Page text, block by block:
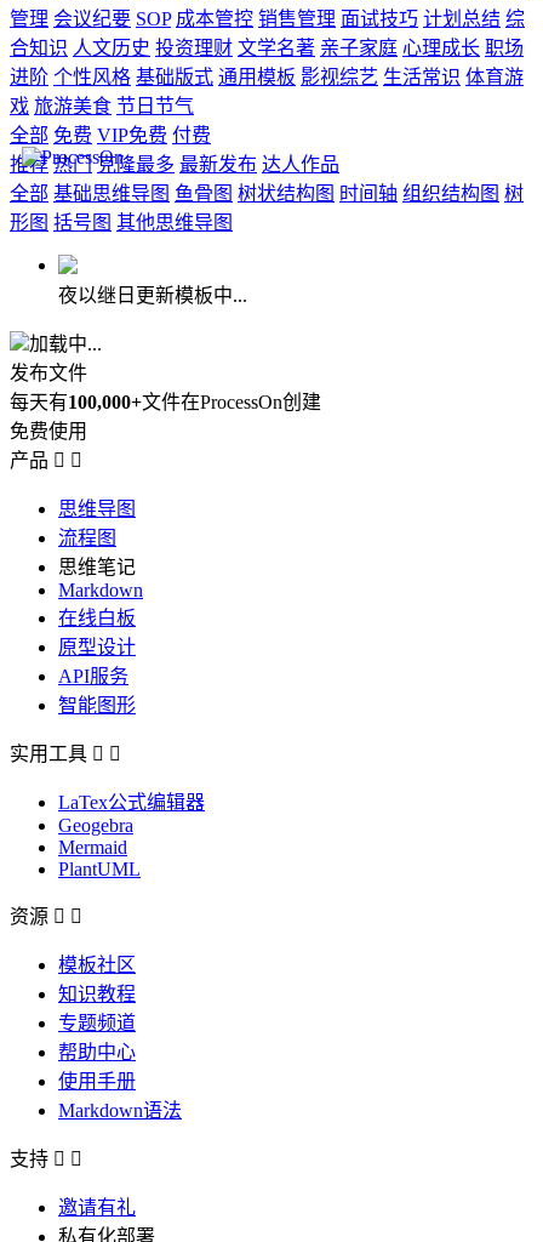
管理 会议纪要 SOP 成本管控 销售管理 面试技巧 计划总结 综
合知识 人文历史 投资理财 文学名著 亲子家庭 心理成长 职场
进阶 个性风格 基础版式 通用模板 影视综艺 生活常识 体育游
戏 旅游美食 节日节气
全部 免费 VIP免费 付费
推荐 热门 克隆最多 最新发布 达人作品
全部 基础思维导图 鱼骨图 树状结构图 时间轴 组织结构图 树
形图 括号图 其他思维导图
夜以继日更新模板中...
加载中...
发布文件
每天有100,000+文件在ProcessOn创建
免费使用
产品  
思维导图
流程图
思维笔记
Markdown
在线白板
原型设计
API服务
智能图形
实用工具  
LaTex公式编辑器
Geogebra
Mermaid
PlantUML
资源  
模板社区
知识教程
专题频道
帮助中心
使用手册
Markdown语法
支持  
邀请有礼
私有化部署